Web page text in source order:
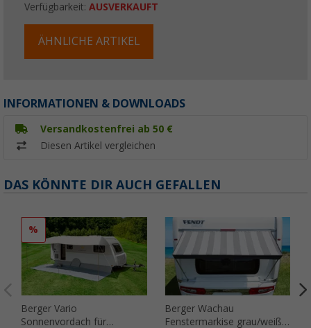
Verfügbarkeit: AUSVERKAUFT
ÄHNLICHE ARTIKEL
INFORMATIONEN & DOWNLOADS
Versandkostenfrei ab 50 €
Diesen Artikel vergleichen
DAS KÖNNTE DIR AUCH GEFALLEN
%
Berger Vario
Sonnenvordach für
Berger Wachau
Fenstermarkise grau/weiß,